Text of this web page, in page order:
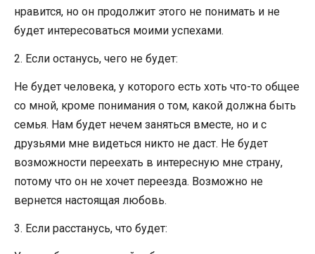
нравится, но он продолжит этого не понимать и не
будет интересоваться моими успехами.
2. Если останусь, чего не будет:
Не будет человека, у которого есть хоть что-то общее
со мной, кроме понимания о том, какой должна быть
семья. Нам будет нечем заняться вместе, но и с
друзьями мне видеться никто не даст. Не будет
возможности переехать в интересную мне страну,
потому что он не хочет переезда. Возможно не
вернется настоящая любовь.
3. Если расстанусь, что будет: